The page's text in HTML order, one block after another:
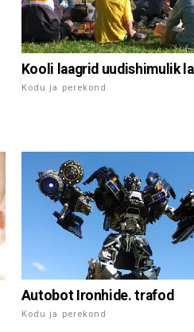
Kooli laagrid uudishimulik
Kodu ja perekond
Autobot Ironhide. trafod
Kodu ja perekond